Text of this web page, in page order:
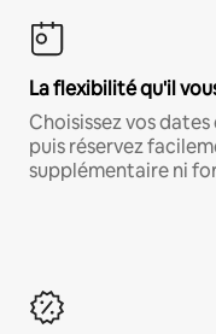
La flexibilité qu'il
Choisissez vos
puis réservez
supplémentaire ni